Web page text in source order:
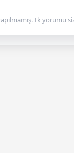
İlk yorumu